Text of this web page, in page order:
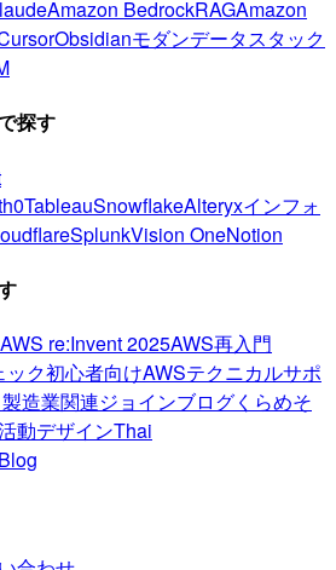
Amazon BedrockRAGAmazon
Obsidianモダンデータスタック
探す
TableauSnowflakeAlteryxインフォ
SplunkVision OneNotion
AWS re:Invent 2025AWS再入門
ック初心者向けAWSテクニカルサポ
製造業関連ジョインブログくらめそ
動デザインThai